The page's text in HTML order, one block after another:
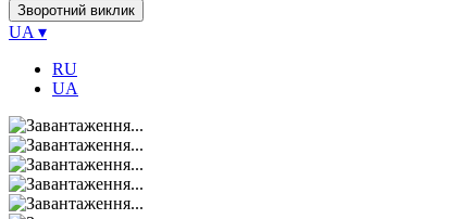
Зворотний виклик
UA ▾
RU
UA